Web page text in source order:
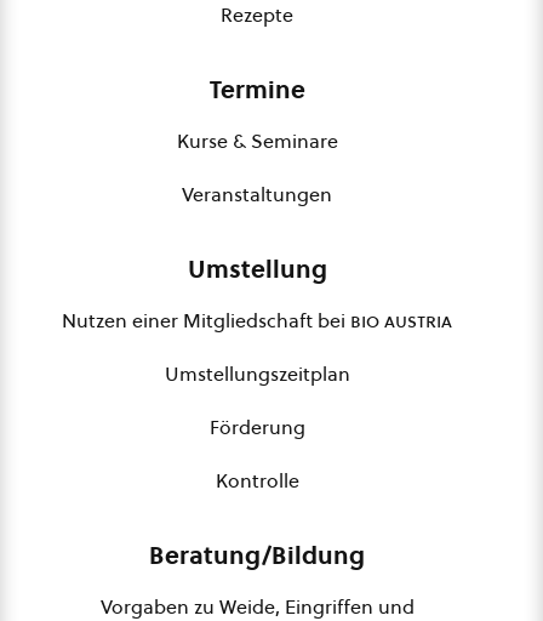
Rezepte
Termine
Kurse & Seminare
Veranstaltungen
Umstellung
Nutzen einer Mitgliedschaft bei bio austria
Umstellungszeitplan
Förderung
Kontrolle
Beratung/Bildung
Vorgaben zu Weide, Eingriffen und